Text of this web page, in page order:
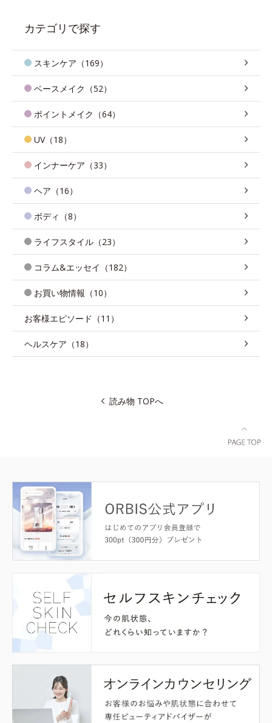
カテゴリで探す
スキンケア（169）
ベースメイク（52）
ポイントメイク（64）
UV（18）
インナーケア（33）
ヘア（16）
ボディ（8）
ライフスタイル（23）
コラム&エッセイ（182）
お買い物情報（10）
お客様エピソード（11）
ヘルスケア（18）
読み物 TOPへ